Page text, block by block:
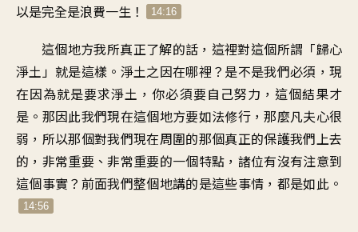
以是完全是浪費一生！
14:16
這個地方我所真正了解的話，這裡對這個所謂「歸心
淨土」就是這樣。淨土之因在哪裡？是不是我們必須，現
在因為就是要求淨土，你必須要自己努力，這個結果才
是。那因此我們現在這個地方要如法修行，那麼凡夫心很
弱，所以那個對我們現在周圍的那個真正的保護我們上去
的，非常重要、非常重要的一個特點，諸位有沒有注意到
這個事實？前面我們整個地講的是這些事情，都是如此。
14:56